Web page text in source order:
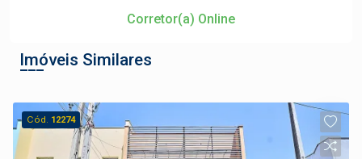
Corretor(a) Online
Imóveis Similares
Cód. 12274